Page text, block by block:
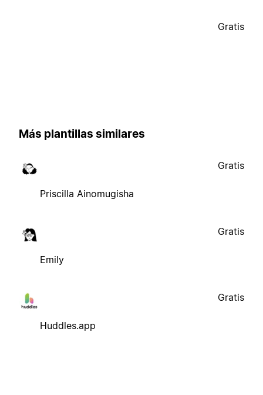
Gratis
Más plantillas similares
Priscilla Ainomugisha
Gratis
Emily
Gratis
Huddles.app
Gratis